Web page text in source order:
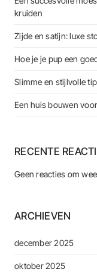
kruiden
Zijde en satijn: luxe
Hoe je je pup een
Slimme en stijlvolle
Een huis bouwen
RECENTE
Geen reacties om
ARCHIEVEN
december 2025
oktober 2025